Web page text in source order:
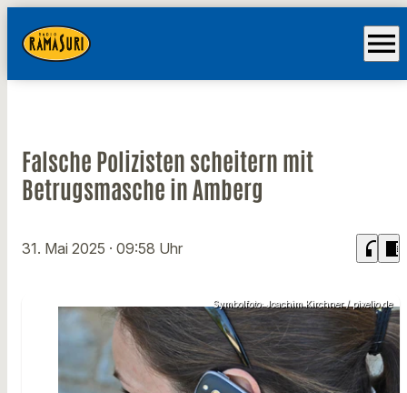
menu
Falsche Polizisten scheitern mit
Betrugsmasche in Amberg
31. Mai 2025 · 09:58 Uhr headphones chrome_reader_mode
Symbolfoto: Joachim Kirchner / pixelio.de